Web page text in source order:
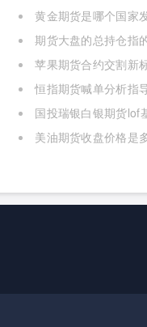
黄金期货是哪个国家
期货大盘的总持仓指
苹果期货合约交割新
标准对价格的影响有哪些)
恒指期货喊单分析指
国投瑞银白银期货lof
金实时行情怎么样)
美油期货收盘价格是